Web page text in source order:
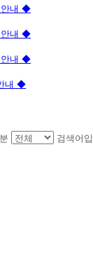
안내 ◆
안내 ◆
안내 ◆
내 ◆
검색어